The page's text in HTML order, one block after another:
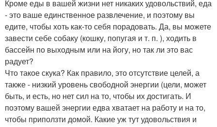
Кроме еды в вашей жизни нет никаких удовольствий, еда
- это ваше единственное развлечение, и поэтому вы
едите, чтобы хоть как-то себя порадовать. Да, вы можете
завести себе собаку (кошку, попугая и т. п. ), ходить в
бассейн по выходным или на йогу, но так ли это вас
радует?
Что такое скука? Как правило, это отсутствие целей, а
также - низкий уровень свободной энергии (цели, может
быть, и есть, но нет сил на то, чтобы их достигать. И
поэтому вашей энергии едва хватает на работу и на то,
чтобы приползти домой. Какие уж тут удовольствия и